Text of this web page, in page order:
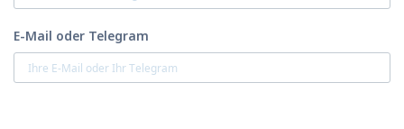
E-Mail oder Telegram